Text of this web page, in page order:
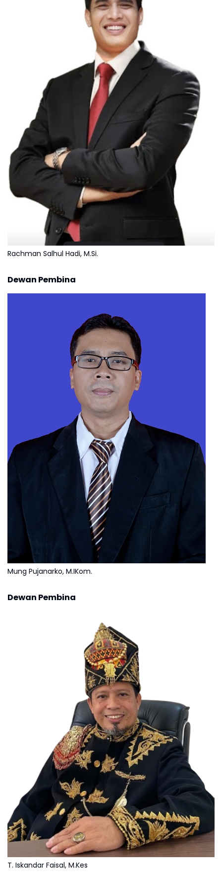
Rachman Salhul Hadi, M.Si.
Dewan Pembina
Mung Pujanarko, M.IKom.
Dewan Pembina
T. Iskandar Faisal, M.Kes